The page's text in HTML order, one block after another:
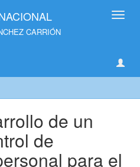
CARRIÓN
de un
de
para el